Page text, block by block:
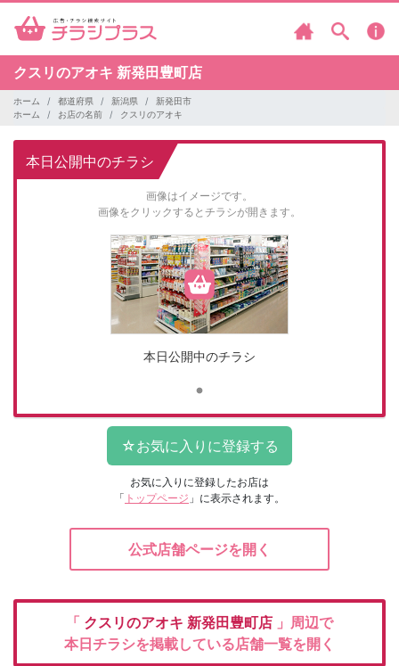
クスリのアオキ 新発田豊町店
ホーム 都道府県 新潟県
新発田市
ホーム
お店の名前 クスリのアオキ
本日公開中のチラシ
画像はイメージです。
画像をクリックするとチラシが開きます。
本日公開中のチラシ
お気に入りに登録したお店は
「 トップページ 」に表示されます。
公式店舗ページを開く
「 クスリのアオキ 新発田豊町店 」周辺で
本日チラシを掲載している店舗一覧を開く